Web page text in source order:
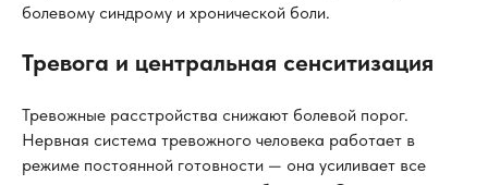
болевому синдрому и хронической боли.
Тревога и центральная сенситизация
Тревожные расстройства снижают болевой порог.
Нервная система тревожного человека работает в
режиме постоянной готовности — она усиливает все